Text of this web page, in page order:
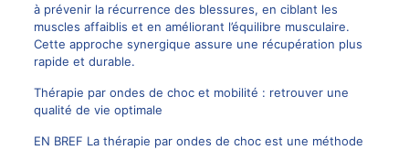
à prévenir la récurrence des blessures, en ciblant les
muscles affaiblis et en améliorant l’équilibre musculaire.
Cette approche synergique assure une récupération plus
rapide et durable.
Thérapie par ondes de choc et mobilité : retrouver une
qualité de vie optimale
EN BREF La thérapie par ondes de choc est une méthode